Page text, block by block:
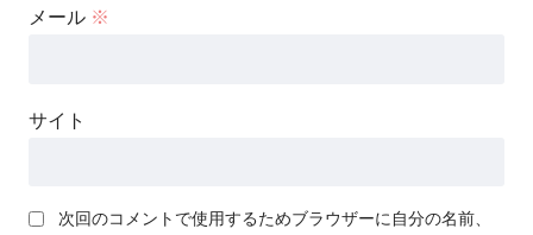
メール ※
サイト
次回のコメントで使用するためブラウザーに自分の名前、